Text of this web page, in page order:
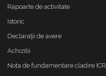
Rapoarte de activitate
Istoric
Declaraţii de avere
Achizitii
Nota de fundamentare cladire ICR